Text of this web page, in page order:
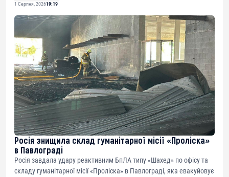
1 Серпня, 202619:19
Росія знищила склад гуманітарної місії «Проліска»
в Павлограді
Росія завдала удару реактивним БпЛА типу «Шахед» по офісу та
складу гуманітарної місії «Проліска» в Павлограді, яка евакуйовує